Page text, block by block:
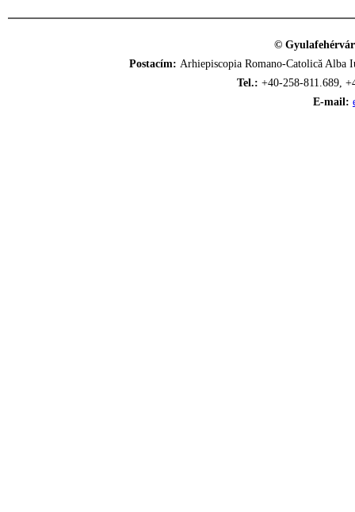
©
Postacím: Arhiepiscopia Romano-Catolică
Tel.: +40-258-811.689,
E-mail: